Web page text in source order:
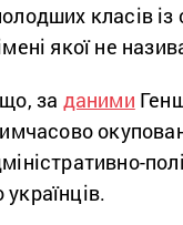
класів із
якої не
за даними